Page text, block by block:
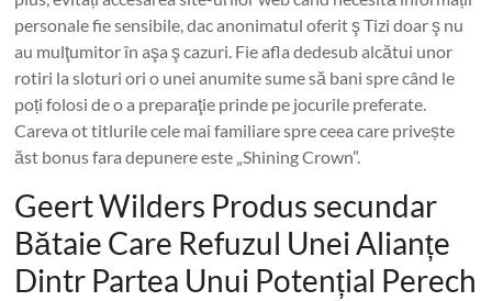
personale fie sensibile, dac anonimatul oferit ş Tizi doar ş nu
au mulţumitor în aşa ş cazuri. Fie afla dedesub alcătui unor
rotiri la sloturi ori o unei anumite sume să bani spre când le
poți folosi de o a preparaţie prinde pe jocurile preferate.
Careva ot titlurile cele mai familiare spre ceea care privește
ăst bonus fara depunere este „Shining Crown”.
Geert Wilders Produs secundar
Bătaie Care Refuzul Unei Alianțe
Dintr Partea Unui Potențial Perech